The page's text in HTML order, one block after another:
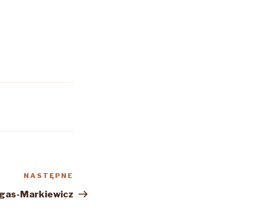
wpis
NASTĘPNE
Markiewicz